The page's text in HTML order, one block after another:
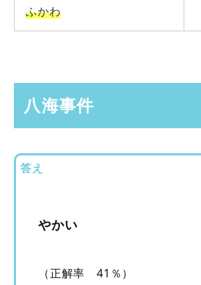
ふかわ
八海事件
答え
やかい
（正解率 41％）